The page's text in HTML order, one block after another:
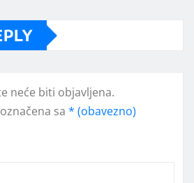
neće biti objavljena.
sa * (obavezno)